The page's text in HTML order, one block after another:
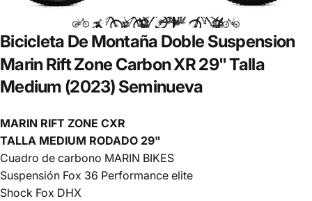
Bicicleta De Montaña Doble Suspension
Marin RiftZone CarbonXR29"Talla
Medium (2023) Seminueva
MARIN RIFT ZONE CXR
TALLA MEDIUM RODADO 29"
Cuadro de carbono MARIN BIKES
Suspensión Fox 36 Performance elite
Shock Fox DHX